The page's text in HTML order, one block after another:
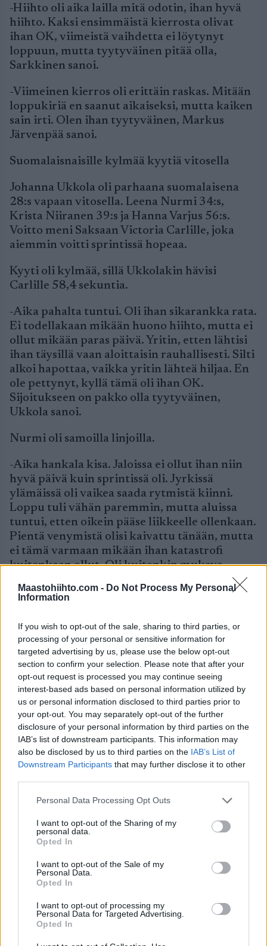
Maastohiihto.com - Do Not Process My Personal
Information
If you wish to opt-out of the sale, sharing to third parties, or
processing of your personal or sensitive information for
targeted advertising by us, please use the below opt-out
section to confirm your selection. Please note that after your
opt-out request is processed you may continue seeing
interest-based ads based on personal information utilized by
us or personal information disclosed to third parties prior to
your opt-out. You may separately opt-out of the further
disclosure of your personal information by third parties on the
IAB’s list of downstream participants. This information may
also be disclosed by us to third parties on the IAB’s List of
Downstream Participants that may further disclose it to other
Please note that this website/app uses one or more Google
not limited to your visit or usage behaviour. You may click to
grant or deny consent to Google and its third-party tags to
use your data for below specified purposes in below Google
consent section.
Personal Data Processing Opt Outs
I want to opt-out of the Sharing of my
personal data.
Opted In
I want to opt-out of the Sale of my
Personal Data.
Opted In
I want to opt-out of processing my
Personal Data for Targeted Advertising.
Opted In
-Hiihto oli aika lailla mitä odotin, ihan hyvä
hiihto. Kaksi ensimmäistä kierrosta olivat
ihan OK, viimeistä vaihdetta ei löytynyt
loppuun, mutta tyytyväinen pitää olla,
Sarkkinen sanoi.
-Viimeinen kierros oli erittäin raskas. Mitään
loppukiriä en saanut aikaiseksi, mutta kaiken
sain irti. Olen ihan tyytyväinen, Markus
Järvenpää sanoi.
Suomalaisnaisille kylmää kyytiä vitosella
Johanna Ukkola oli parhaana suomalaisena
28:s vapaan vitosella. Leena Nurmi 34:s,
Krista Niiranen 39:s ja Hanna Varjus 56:s.
Voitto meni Saksaan Victoria Carlille, joka
aiemmin voitti sprintissä hopeaa.
Kyyti oli kylmää, sillä Ukkolakin hävisi
Carlille 58,4 sekuntia.
-Aika pahalta tuntui. Oli ihan sikarankka rata.
Ei todellakaan mikään huono hiihto, mutta ei
ollut mikään paras päivä. Yritin, etten lähtisi
ihan täysillä vaan aloittaisin rauhallisesti. Silti
alkoi hapottaa, vaikka yritin lähteä hiljaa. En
ole pettynyt, kyllä tämä oli ihan OK.
Sijoitukseen on pakko olla tyytyväinen,
Ukkola sanoi.
Nurmi oli samoilla linjoilla.
-Aika hankala kisa. Jaloissa ei ollut ihan niin
hyvä päivä kuin sprintissä oli. Jyrkissä
ylämäissä oli vaikea saada rytmistä kiinni.
Loppu tuli vähän paremmin, mutta aluissa
tuntui, etten oikein pääse liikkeelle ollenkaan.
Pientä venymistä olisi kaivattu tänään, mutta
ei tämä varmaan mikään ihan katastrofi
kuitenkaan ollut. Oli kuitenkin mukava
yhdistelmähiihto perjantaina. Torstaina alle
23-vuotiaden MM-kilpailuissa hiihdetään
vapaalla naisten kymppi ja miesten 15
kilometriä
Nuorten MM-kilpailut:
Miehet, alle 20-v, 10 km (v): 1) Dmitri
Rostovtsev Venäjä 23.32,5, 2) Artem Maltsev
Venäjä jäljessä 16,8 sekuntia, 3) Martin
Weisheit Saksa –17,6,
Markus Järvenpää Suomi –1.59,7, …72) Topias
Naiset, alle 20-v, 5 km (v): 1) Victoria Carl
4,3, 3) Anastasia Sedova Venäjä –11,4,
…28) Johanna Ukkola Suomi –58,4, …34)
Leena Nurmi Suomi –1.05,7, …39) Krista
Niiranen Suomi –1.08,5, …56) Hanna Varjus
Suomi –1.31,9.